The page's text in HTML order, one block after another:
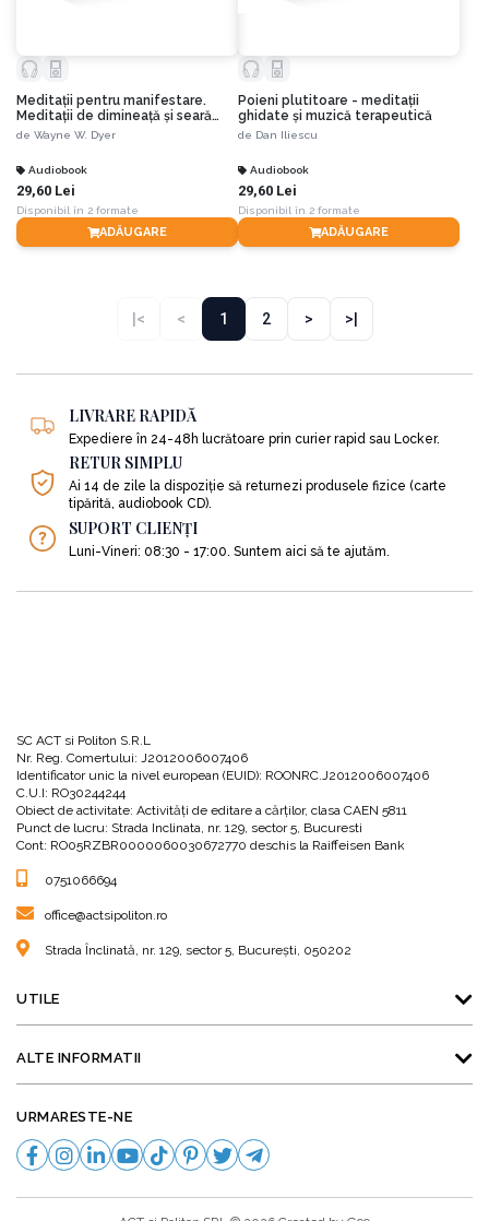
Meditaţii pentru manifestare.
Meditaţii de dimineaţă şi seară
pentru a crea literalmente tot
de Wayne W. Dyer
Audiobook
29,60 Lei
Disponibil în 2 formate
ADĂUGARE
Poieni plutitoare - meditaţii
ghidate şi muzică terapeutică
de Dan Iliescu
Audiobook
29,60 Lei
Disponibil în 2 formate
ADĂUGARE
|< < 1 2 > >|
LIVRARE RAPIDĂ
Expediere în 24-48h lucrătoare prin curier rapid sau Locker.
RETUR SIMPLU
Ai 14 de zile la dispoziție să returnezi produsele fizice (carte
tipărită, audiobook CD).
SUPORT CLIENȚI
Luni-Vineri: 08:30 - 17:00. Suntem aici să te ajutăm.
SC ACT si Politon S.R.L
Nr. Reg. Comertului: J2012006007406
Identificator unic la nivel european (EUID): ROONRC.J2012006007406
C.U.I: RO30244244
Obiect de activitate: Activităţi de editare a cărţilor, clasa CAEN 5811
Punct de lucru: Strada Inclinata, nr. 129, sector 5, Bucuresti
Cont: RO05RZBR0000060030672770 deschis la Raiffeisen Bank
0751066694
office@actsipoliton.ro
Strada Înclinată, nr. 129, sector 5, București, 050202
UTILE
ALTE INFORMATII
URMARESTE-NE